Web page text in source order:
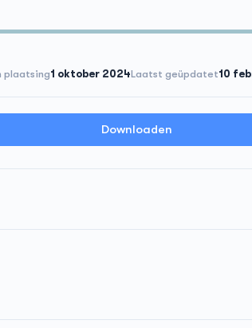
plaatsing1 oktober 2024Laatst geüpdatet10
Downloaden